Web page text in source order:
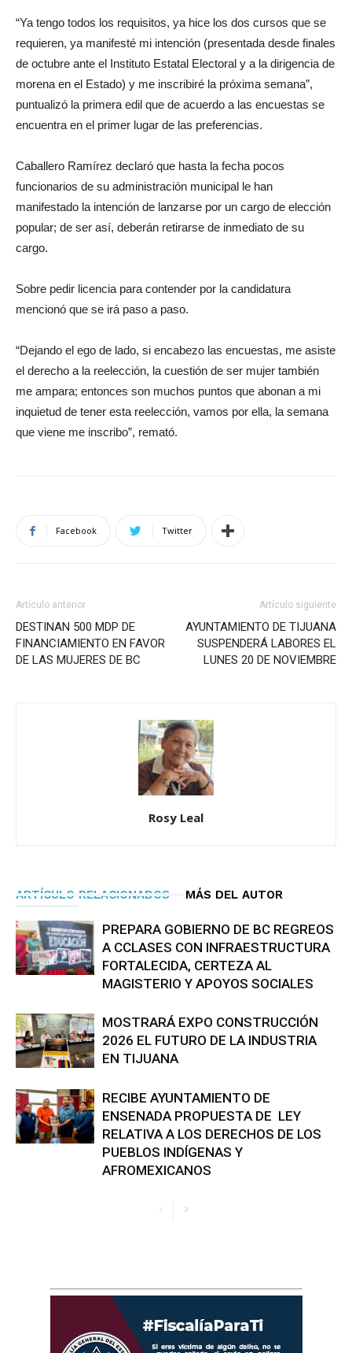
“Ya tengo todos los requisitos, ya hice los dos cursos que se
requieren, ya manifesté mi intención (presentada desde finales
de octubre ante el Instituto Estatal Electoral y a la dirigencia de
morena en el Estado) y me inscribiré la próxima semana”,
puntualizó la primera edil que de acuerdo a las encuestas se
encuentra en el primer lugar de las preferencias.
Caballero Ramírez declaró que hasta la fecha pocos
funcionarios de su administración municipal le han
manifestado la intención de lanzarse por un cargo de elección
popular; de ser así, deberán retirarse de inmediato de su
cargo.
Sobre pedir licencia para contender por la candidatura
mencionó que se irá paso a paso.
“Dejando el ego de lado, si encabezo las encuestas, me asiste
el derecho a la reelección, la cuestión de ser mujer también
me ampara; entonces son muchos puntos que abonan a mi
inquietud de tener esta reelección, vamos por ella, la semana
que viene me inscribo”, remató.
Facebook Twitter
Artículo anterior
DESTINAN 500 MDP DE
FINANCIAMIENTO EN FAVOR
DE LAS MUJERES DE BC
Artículo siguiente
AYUNTAMIENTO DE TIJUANA
SUSPENDERÁ LABORES EL
LUNES 20 DE NOVIEMBRE
Rosy Leal
ARTÍCULO RELACIONADOS MÁS DEL AUTOR
PREPARA GOBIERNO DE BC REGREOS
A CCLASES CON INFRAESTRUCTURA
FORTALECIDA, CERTEZA AL
MAGISTERIO Y APOYOS SOCIALES
MOSTRARÁ EXPO CONSTRUCCIÓN
2026 EL FUTURO DE LA INDUSTRIA
EN TIJUANA
RECIBE AYUNTAMIENTO DE
ENSENADA PROPUESTA DE LEY
RELATIVA A LOS DERECHOS DE LOS
PUEBLOS INDÍGENAS Y
AFROMEXICANOS